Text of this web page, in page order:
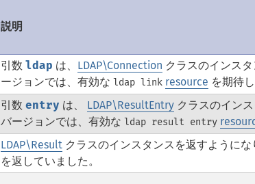
説明
引数 ldap は、 LDAP\Connection クラスのインス
ージョンでは、有効な ldap link resource を期待
引数 entry は、 LDAP\ResultEntry クラスのイン
バージョンでは、有効な ldap result entry
LDAP\Result クラスのインスタンスを返すように
を返していました。